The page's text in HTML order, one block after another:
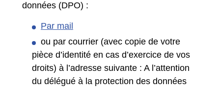
données (DPO) :
Par mail
ou par courrier (avec copie de votre
pièce d’identité en cas d’exercice de vos
droits) à l’adresse suivante : A l’attention
du délégué à la protection des données